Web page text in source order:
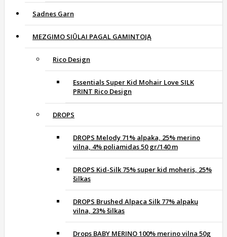
Sadnes Garn
MEZGIMO SIŪLAI PAGAL GAMINTOJĄ
Rico Design
Essentials Super Kid Mohair Love SILK
PRINT Rico Design
DROPS
DROPS Melody 71% alpaka, 25% merino
vilna, 4% poliamidas 50 gr/140 m
DROPS Kid-Silk 75% super kid moheris, 25%
šilkas
DROPS Brushed Alpaca Silk 77% alpakų
vilna, 23% šilkas
Drops BABY MERINO 100% merino vilna 50g